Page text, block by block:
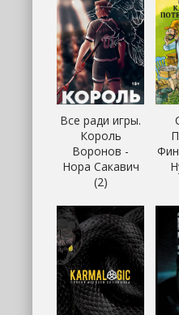
Все ради игры.
Король
Воронов -
Нора Сакавич
(2)